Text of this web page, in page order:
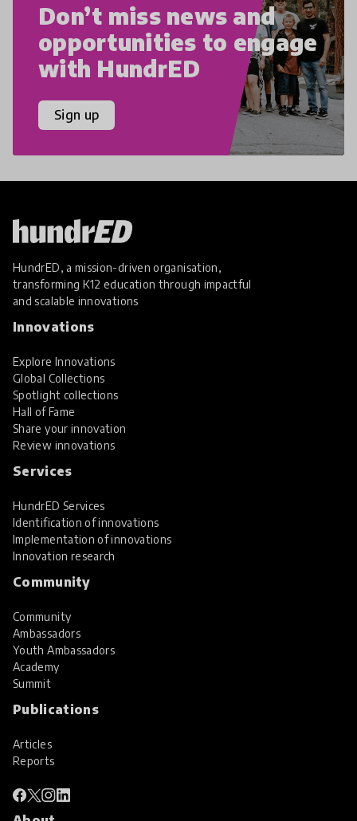
Don’t miss news and
opportunities to engage
with HundrED
Sign up
HundrED, a mission-driven organisation,
transforming K12 education through impactful
and scalable innovations
Innovations
Explore Innovations
Global Collections
Spotlight collections
Hall of Fame
Share your innovation
Review innovations
Services
HundrED Services
Identification of innovations
Implementation of innovations
Innovation research
Community
Community
Ambassadors
Youth Ambassadors
Academy
Summit
Publications
Articles
Reports